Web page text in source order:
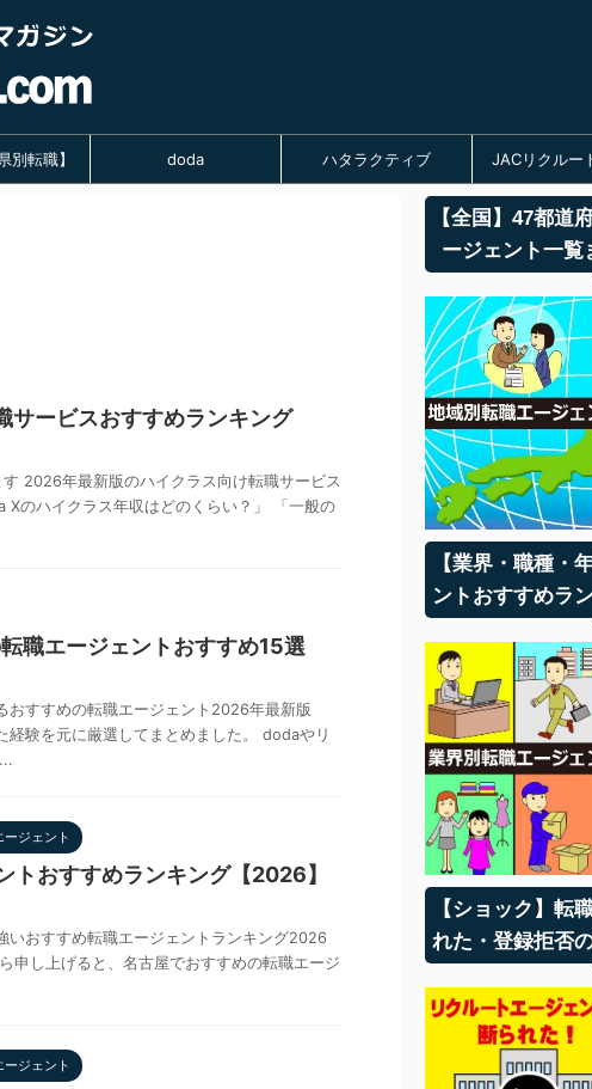
別転職】 doda ハタラクティブ JACリクルー
サービスおすすめランキング
2026年最新版のハイクラス向け転職サービス
Xのハイクラス年収はどのくらい？」 「一般の
職エージェントおすすめ15選
おすすめの転職エージェント2026年最新版
経験を元に厳選してまとめました。 dodaやリ
ジェント
トおすすめランキング【2026】
いおすすめ転職エージェントランキング2026
申し上げると、名古屋でおすすめの転職エージ
ジェント
【全国】47都道
ージェント一覧
【業界・職種・
ントおすすめラ
【ショック】転
れた・登録拒否